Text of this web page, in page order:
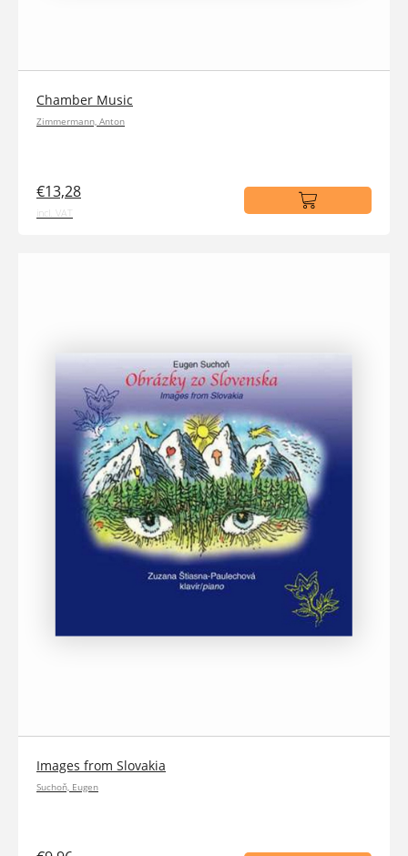
Chamber Music
Zimmermann, Anton
€13,28
incl. VAT
Images from Slovakia
Suchoň, Eugen